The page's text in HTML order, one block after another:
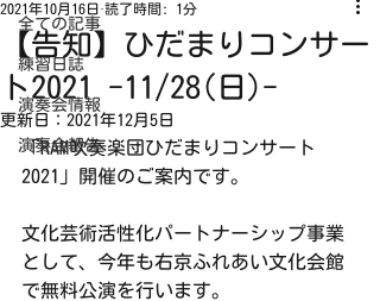
全ての記事
練習日誌
演奏会情報
演奏会報告
【告知】ひだまりコンサー
ト2021 -11/28(日)-
2021年10月16日 読了時間: 1分
更新日： 2021年12月5日
「RAM吹奏楽団ひだまりコンサート
2021」開催のご案内です。
文化芸術活性化パートナーシップ事業
として、今年も右京ふれあい文化会館
で無料公演を行います。